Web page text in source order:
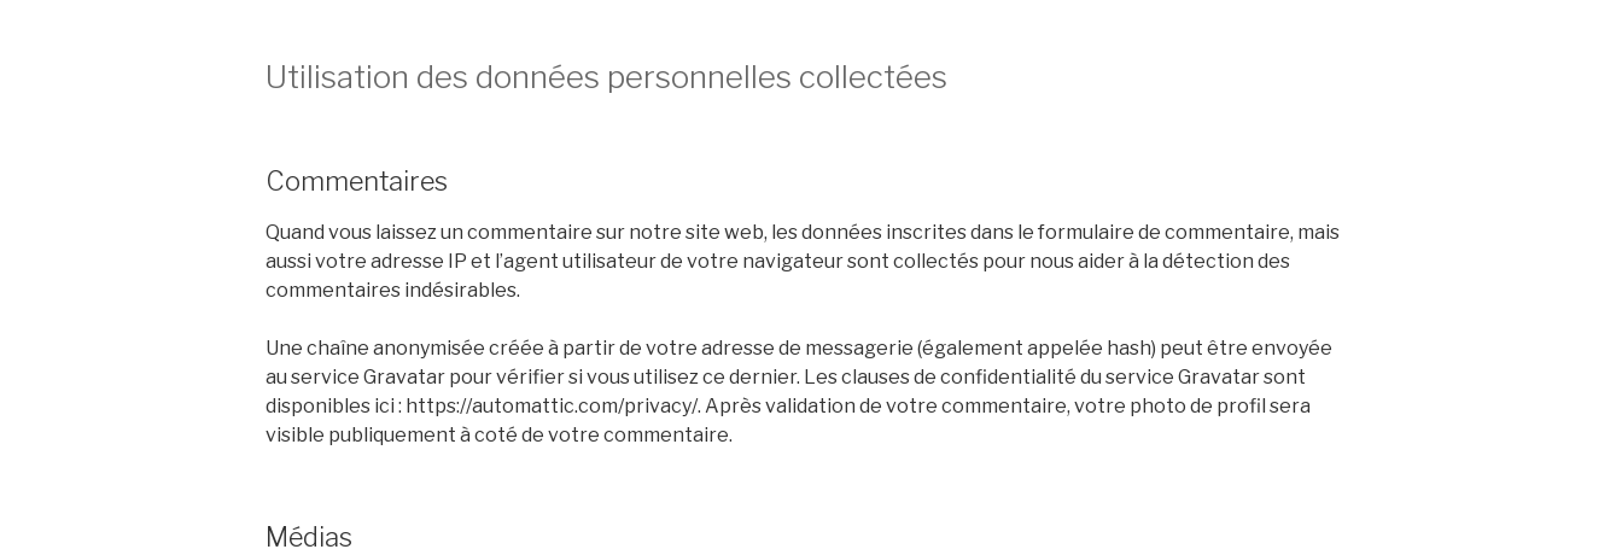
Utilisation des données personnelles collectées
Commentaires
Quand vous laissez un commentaire sur notre site web, les données inscrites dans le formulaire de commentaire, mais
aussi votre adresse IP et l’agent utilisateur de votre navigateur sont collectés pour nous aider à la détection des
commentaires indésirables.
Une chaîne anonymisée créée à partir de votre adresse de messagerie (également appelée hash) peut être envoyée
au service Gravatar pour vérifier si vous utilisez ce dernier. Les clauses de confidentialité du service Gravatar sont
disponibles ici : https://automattic.com/privacy/. Après validation de votre commentaire, votre photo de profil sera
visible publiquement à coté de votre commentaire.
Médias